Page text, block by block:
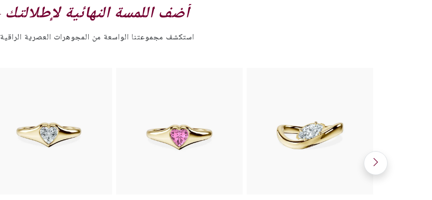
أضف اللمسة النهائية لإطلالتك
استكشف مجموعتنا الواسعة من المجوهرات العصرية الراقية